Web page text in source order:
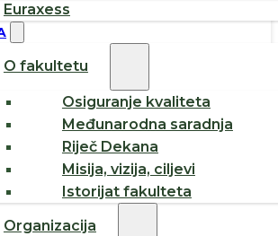
Euraxess
O fakultetu
Osiguranje kvaliteta
Međunarodna saradnja
Riječ Dekana
Misija, vizija, ciljevi
Istorijat fakulteta
Organizacija